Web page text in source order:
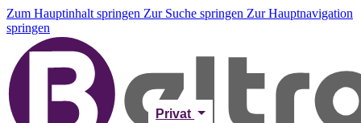
Zum Hauptinhalt springen Zur Suche springen Zur Hauptnavigation
springen
Privat